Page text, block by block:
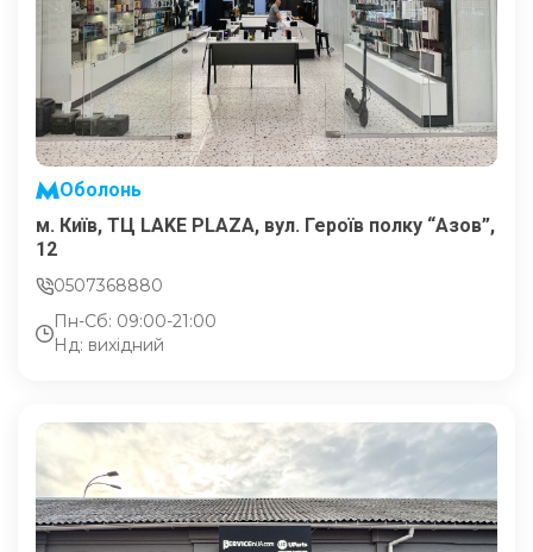
Оболонь
м. Київ, ТЦ LAKE PLAZA, вул. Героїв полку “Азов”,
12
0507368880
Пн-Сб: 09:00-21:00
Нд: вихідний